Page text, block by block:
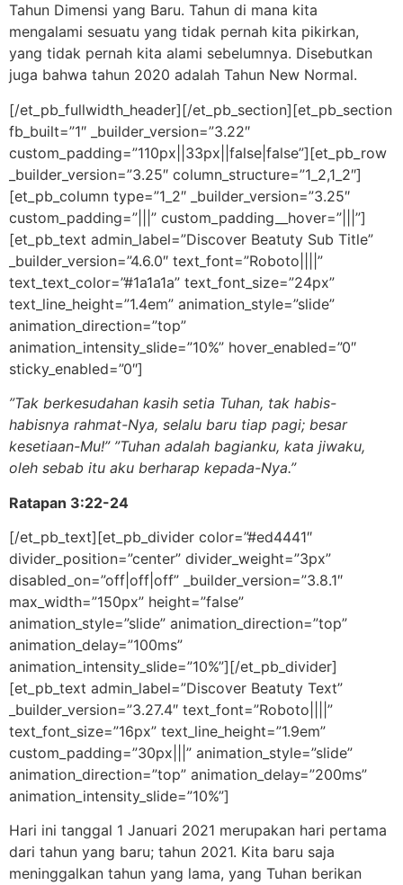
Tahun Dimensi yang Baru. Tahun di mana kita
mengalami sesuatu yang tidak pernah kita pikirkan,
yang tidak pernah kita alami sebelumnya. Disebutkan
juga bahwa tahun 2020 adalah Tahun New Normal.
[/et_pb_fullwidth_header][/et_pb_section][et_pb_section
fb_built=”1″ _builder_version=”3.22″
custom_padding=”110px||33px||false|false”][et_pb_row
_builder_version=”3.25″ column_structure=”1_2,1_2″]
[et_pb_column type=”1_2″ _builder_version=”3.25″
custom_padding=”|||” custom_padding__hover=”|||”]
[et_pb_text admin_label=”Discover Beatuty Sub Title”
_builder_version=”4.6.0″ text_font=”Roboto||||”
text_text_color=”#1a1a1a” text_font_size=”24px”
text_line_height=”1.4em” animation_style=”slide”
animation_direction=”top”
animation_intensity_slide=”10%” hover_enabled=”0″
sticky_enabled=”0″]
”Tak berkesudahan kasih setia Tuhan, tak habis-
habisnya rahmat-Nya, selalu baru tiap pagi; besar
kesetiaan-Mu!” ”Tuhan adalah bagianku, kata jiwaku,
oleh sebab itu aku berharap kepada-Nya.”
Ratapan 3:22-24
[/et_pb_text][et_pb_divider color=”#ed4441″
divider_position=”center” divider_weight=”3px”
disabled_on=”off|off|off” _builder_version=”3.8.1″
max_width=”150px” height=”false”
animation_style=”slide” animation_direction=”top”
animation_delay=”100ms”
animation_intensity_slide=”10%”][/et_pb_divider]
[et_pb_text admin_label=”Discover Beatuty Text”
_builder_version=”3.27.4″ text_font=”Roboto||||”
text_font_size=”16px” text_line_height=”1.9em”
custom_padding=”30px|||” animation_style=”slide”
animation_direction=”top” animation_delay=”200ms”
animation_intensity_slide=”10%”]
Hari ini tanggal 1 Januari 2021 merupakan hari pertama
dari tahun yang baru; tahun 2021. Kita baru saja
meninggalkan tahun yang lama, yang Tuhan berikan